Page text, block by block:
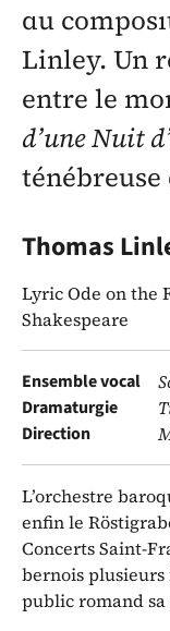
du
Linley. Un
entre le
d’une Nuit
ténébreuse
Thomas
Lyric Ode on the
Shakespeare
Ensemble vocal
Dramaturgie
Direction
L’orchestre
enfin le
Concerts Saint-
bernois
public romand sa